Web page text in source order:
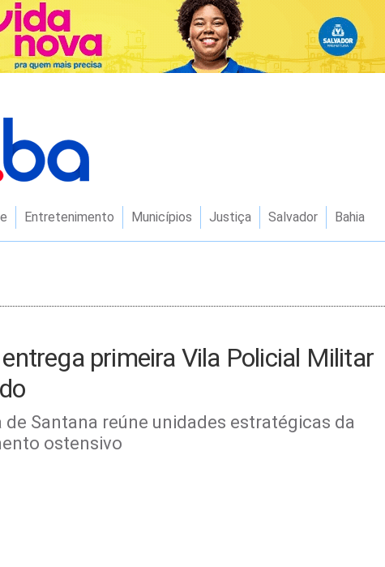
Entretenimento Municípios Justiça Salvador Bahia
primeira Vila Policial Militar
de Santana reúne unidades estratégicas da
ostensivo